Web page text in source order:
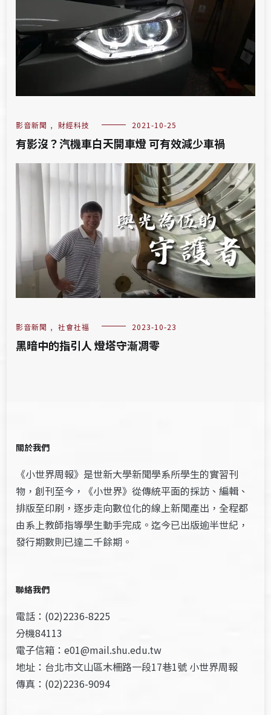
影音新聞 , 財經科技 2021-10-25
有影沒？汽機車白天開車燈 可有效減少車禍
影音新聞 , 社會社福 2023-10-23
黑暗中的指引人 燈塔守漸凋零
關於我們
《小世界周報》是世新大學新聞學系所學生的實習刊
物，創刊至今，《小世界》從傳統平面的採訪、編輯、
排版至印刷，逐步走向數位化的線上新聞產出，全程都
由系上教師指導學生動手完成。迄今已出版逾半世紀，
發行期數則已達二千餘期。
聯絡我們
電話：(02)2236-8225
分機84113
電子信箱：e01@mail.shu.edu.tw
地址：台北市文山區木柵路一段17巷1號 小世界周報
傳真：(02)2236-9094